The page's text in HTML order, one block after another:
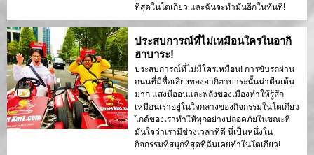
ที่สุดในโตเกียว และฉันจะทำมันอีกในทันที!
ประสบการณ์ที่ไม่เหมือนใครในอากิ
ฮาบาระ!
ประสบการณ์ที่ไม่มีใครเหมือน! การขับรถผ่าน
ถนนที่มีชื่อเสียงของอากิฮาบาระนั้นน่าตื่นเต้น
มาก แสงนีออนและพลังของเมืองทำให้รู้สึก
เหมือนเราอยู่ในใจกลางของกิจกรรมในโตเกียว
ไกด์ของเราทำให้ทุกอย่างปลอดภัยในขณะที่
มั่นใจว่าเรามีช่วงเวลาที่ดี นี่เป็นหนึ่งใน
กิจกรรมที่สนุกที่สุดที่ฉันเคยทำในโตเกียว!